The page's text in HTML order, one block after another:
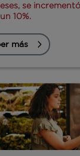
se
10%.
más